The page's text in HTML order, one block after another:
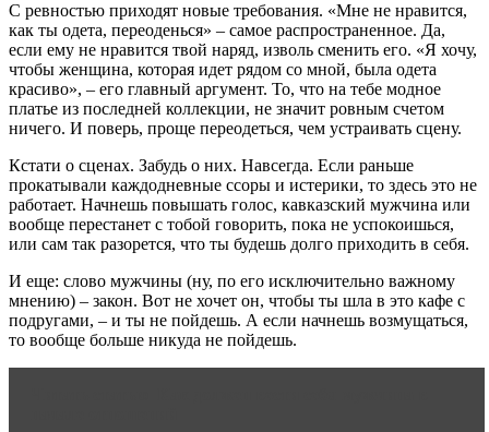
С ревностью приходят новые требования. «Мне не нравится,
как ты одета, переоденься» – самое распространенное. Да,
если ему не нравится твой наряд, изволь сменить его. «Я хочу,
чтобы женщина, которая идет рядом со мной, была одета
красиво», – его главный аргумент. То, что на тебе модное
платье из последней коллекции, не значит ровным счетом
ничего. И поверь, проще переодеться, чем устраивать сцену.
Кстати о сценах. Забудь о них. Навсегда. Если раньше
прокатывали каждодневные ссоры и истерики, то здесь это не
работает. Начнешь повышать голос, кавказский мужчина или
вообще перестанет с тобой говорить, пока не успокоишься,
или сам так разорется, что ты будешь долго приходить в себя.
И еще: слово мужчины (ну, по его исключительно важному
мнению) – закон. Вот не хочет он, чтобы ты шла в это кафе с
подругами, – и ты не пойдешь. А если начнешь возмущаться,
то вообще больше никуда не пойдешь.